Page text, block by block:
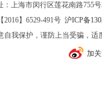
上海市闵行区莲花南路755
】6529-491号 沪ICP备
我保护，谨防上当受骗，
加